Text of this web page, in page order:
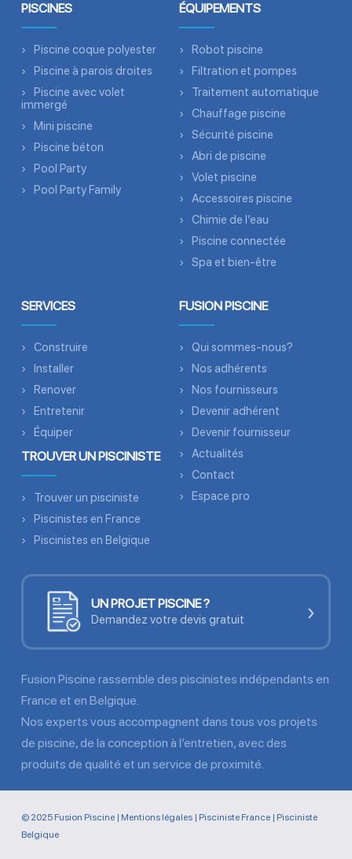
PISCINES
Piscine coque polyester
Piscine à parois droites
Piscine avec volet
immergé
Mini piscine
Piscine béton
Pool Party
Pool Party Family
ÉQUIPEMENTS
Robot piscine
Filtration et pompes
Traitement automatique
Chauffage piscine
Sécurité piscine
Abri de piscine
Volet piscine
Accessoires piscine
Chimie de l’eau
Piscine connectée
Spa et bien-être
SERVICES
Construire
Installer
Renover
Entretenir
Équiper
TROUVER UN PISCINISTE
Trouver un pisciniste
Piscinistes en France
Piscinistes en Belgique
FUSION PISCINE
Qui sommes-nous?
Nos adhérents
Nos fournisseurs
Devenir adhérent
Devenir fournisseur
Actualités
Contact
Espace pro
UN PROJET PISCINE ?
Demandez votre devis gratuit ›
Fusion Piscine rassemble des piscinistes indépendants en
France et en Belgique.
Nos experts vous accompagnent dans tous vos projets
de piscine, de la conception à l’entretien, avec des
produits de qualité et un service de proximité.
© 2025 Fusion Piscine | Mentions légales| Pisciniste France| Pisciniste
Belgique